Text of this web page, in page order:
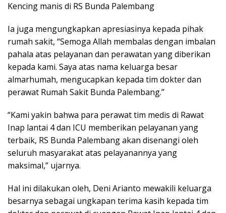
Kencing manis di RS Bunda Palembang
Ia juga mengungkapkan apresiasinya kepada pihak
rumah sakit, “Semoga Allah membalas dengan imbalan
pahala atas pelayanan dan perawatan yang diberikan
kepada kami. Saya atas nama keluarga besar
almarhumah, mengucapkan kepada tim dokter dan
perawat Rumah Sakit Bunda Palembang.”
“Kami yakin bahwa para perawat tim medis di Rawat
Inap lantai 4 dan ICU memberikan pelayanan yang
terbaik, RS Bunda Palembang akan disenangi oleh
seluruh masyarakat atas pelayanannya yang
maksimal,” ujarnya.
Hal ini dilakukan oleh, Deni Arianto mewakili keluarga
besarnya sebagai ungkapan terima kasih kepada tim